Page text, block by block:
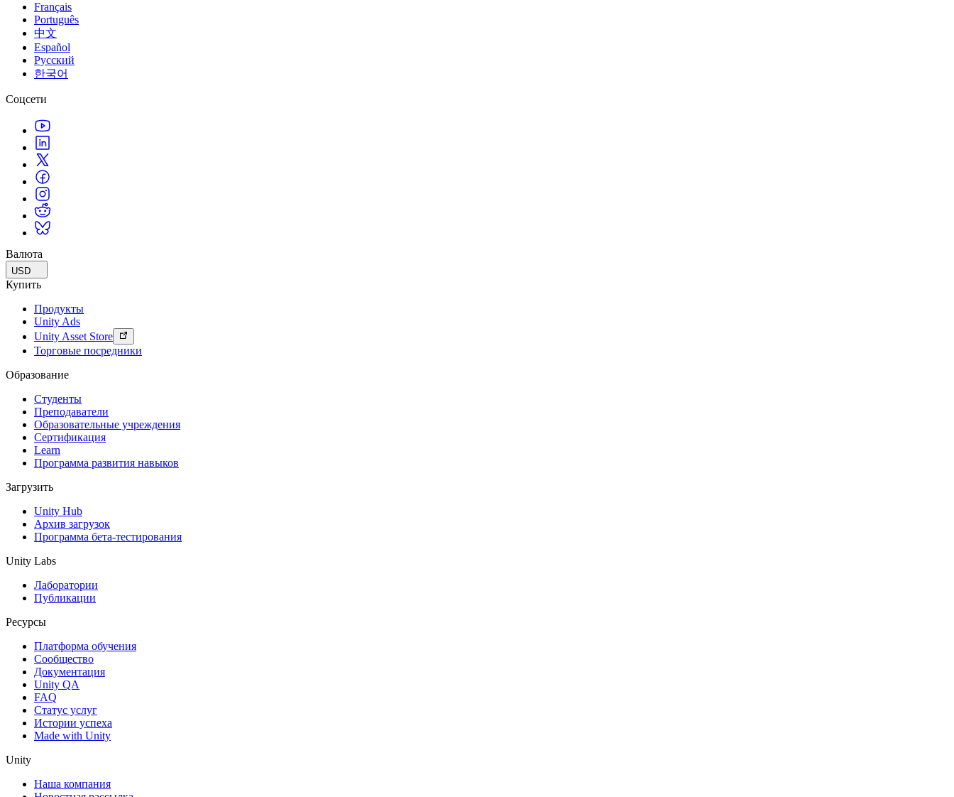
Français
Português
中文
Español
Русский
한국어
Соцсети
Валюта
USD
Купить
Продукты
Unity Ads
Unity Asset Store
Торговые посредники
Образование
Студенты
Преподаватели
Образовательные учреждения
Сертификация
Learn
Программа развития навыков
Загрузить
Unity Hub
Архив загрузок
Программа бета-тестирования
Unity Labs
Лаборатории
Публикации
Ресурсы
Платформа обучения
Сообщество
Документация
Unity QA
FAQ
Статус услуг
Истории успеха
Made with Unity
Unity
Наша компания